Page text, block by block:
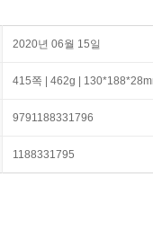
2020년 06월 15일
415쪽 | 462g |
9791188331796
1188331795